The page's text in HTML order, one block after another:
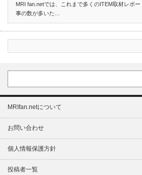
MRI fan.netでは、これまで多くのITEM取材レポ
事の数が多いた…
MRIfan.netについて
お問い合わせ
個人情報保護方針
投稿者一覧